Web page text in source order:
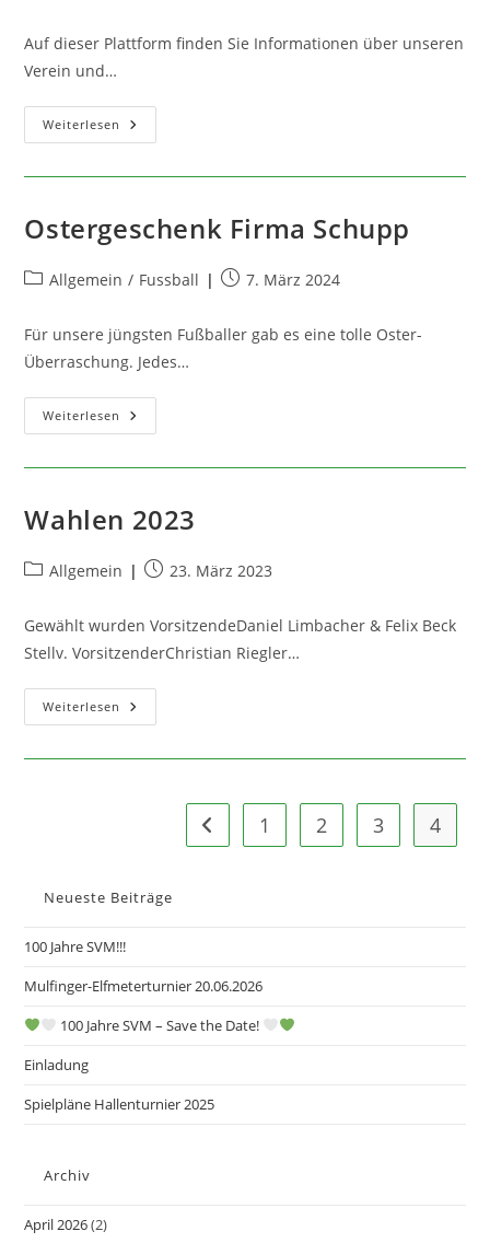
Auf dieser Plattform finden Sie Informationen über unseren
Verein und…
Weiterlesen Herzlich
Willkommen
Ostergeschenk Firma Schupp
Beitrags-
Allgemein / Fussball
Beitrag7. März 2024
Für unsere jüngsten Fußballer gab es eine tolle Oster-
Überraschung. Jedes…
Weiterlesen Ostergeschenk
Firma
Wahlen 2023
Beitrags-
Allgemein
Beitrag23. März 2023
Gewählt wurden VorsitzendeDaniel Limbacher & Felix Beck
Stellv. VorsitzenderChristian Riegler…
Weiterlesen Wahlen
2023
Zur vorherigen Seite
1 2 3 4
Neueste Beiträge
100 Jahre SVM!!!
Mulfinger-Elfmeterturnier 20.06.2026
100 Jahre SVM – Save the Date!
Einladung
Spielpläne Hallenturnier 2025
Archiv
April 2026(2)